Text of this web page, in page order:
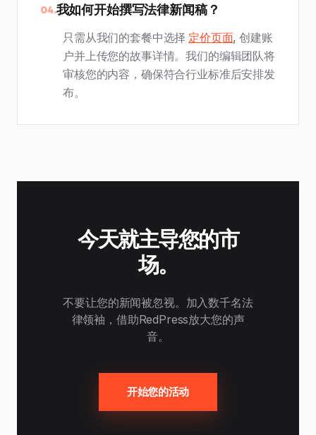
04.我如何开始撰写法律新闻稿？
只需从我们的套餐中选择 定价页面, 创建账
户并上传您的故事详情。我们的编辑团队将
审核您的内容，确保符合行业标准后安排发
布。
今天就主导您的市
场。
不要让您的新闻被忽视。加入数千名法
律领袖，借助RedPress放大您的声
音。
开始您的活动